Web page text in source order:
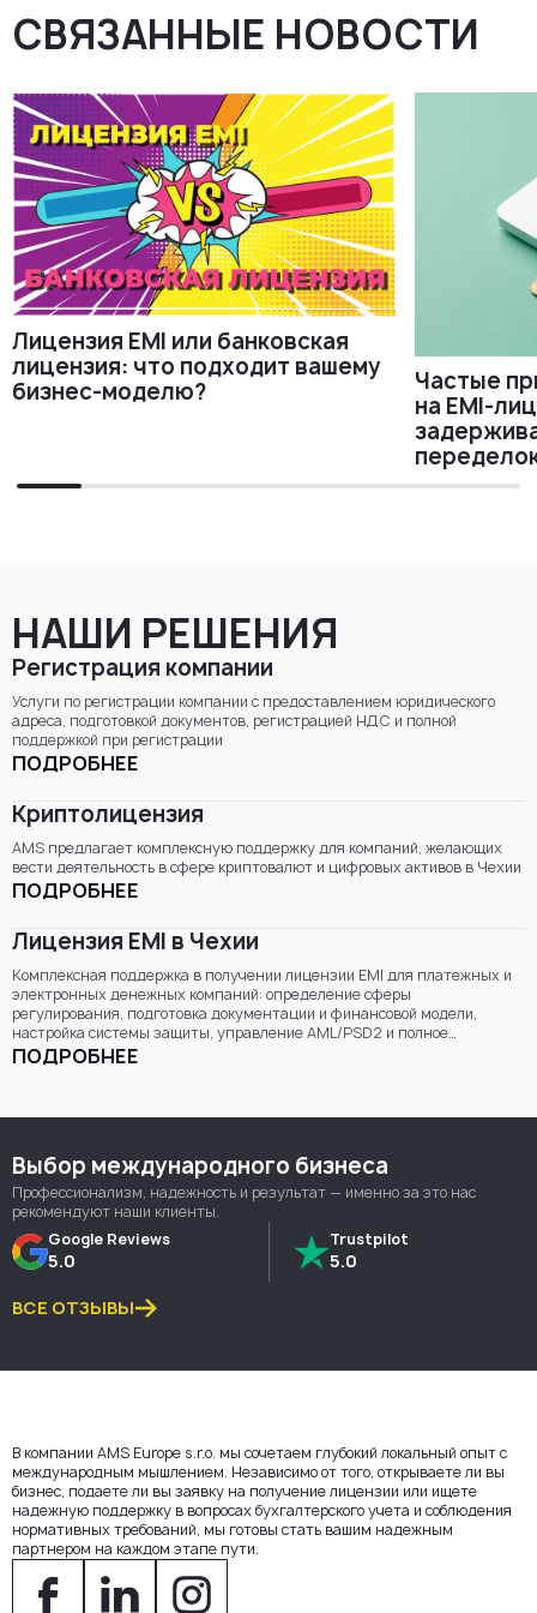
СВЯЗАННЫЕ НОВОСТИ
Лицензия EMI или банковская
лицензия: что подходит вашему
бизнес-моделю?
Частые
на EMI-
НАШИ РЕШЕНИЯ
Регистрация компании
Услуги по регистрации компании с предоставлением юридического
адреса, подготовкой документов, регистрацией НДС и полной
поддержкой при регистрации
ПОДРОБНЕЕ
Криптолицензия
AMS предлагает комплексную поддержку для компаний, желающих
вести деятельность в сфере криптовалют и цифровых активов в Чехии
ПОДРОБНЕЕ
Лицензия EMI в Чехии
Комплексная поддержка в получении лицензии EMI для платежных и
электронных денежных компаний: определение сферы
регулирования, подготовка документации и финансовой модели,
настройка системы защиты, управление AML/PSD2 и полное
управление заявкой в рамках процесса Чешского национального банка.
ПОДРОБНЕЕ
Выбор международного бизнеса
Профессионализм, надежность и результат — именно за это нас
рекомендуют наши клиенты.
Google Reviews
5.0
Trustpilot
5.0
ВСЕ ОТЗЫВЫ
В компании AMS Europe s.r.o. мы сочетаем глубокий локальный опыт с
международным мышлением. Независимо от того, открываете ли вы
бизнес, подаете ли вы заявку на получение лицензии или ищете
надежную поддержку в вопросах бухгалтерского учета и соблюдения
нормативных требований, мы готовы стать вашим надежным
партнером на каждом этапе пути.